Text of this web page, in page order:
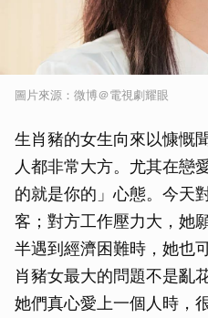
圖片來源：微博＠電視劇耀眼
生肖豬的女生向來以慷慨
人都非常大方。尤其在戀
的就是你的」心態。今天
客；對方工作壓力大，她
半遇到經濟困難時，她也
肖豬女最大的問題不是亂
她們真心愛上一個人時，